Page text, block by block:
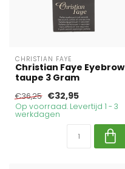
CHRISTIAN FAYE
Christian Faye Eyebrow
taupe 3 Gram
€36,25 €32,95
Op voorraad. Levertijd 1 - 3
werkdagen